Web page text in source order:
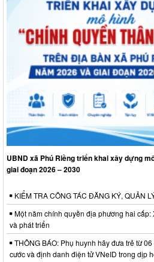
UBND xã Phú Riềng triển khai xây dựng
giai đoạn 2026 – 2030
KIỂM TRA CÔNG TÁC ĐĂNG KÝ, QUẢN
Một năm chính quyền địa phương hai
và phát triển
THÔNG BÁO: Phụ huynh hãy đưa trẻ từ
cước và định danh điện tử VNeID trong dịp